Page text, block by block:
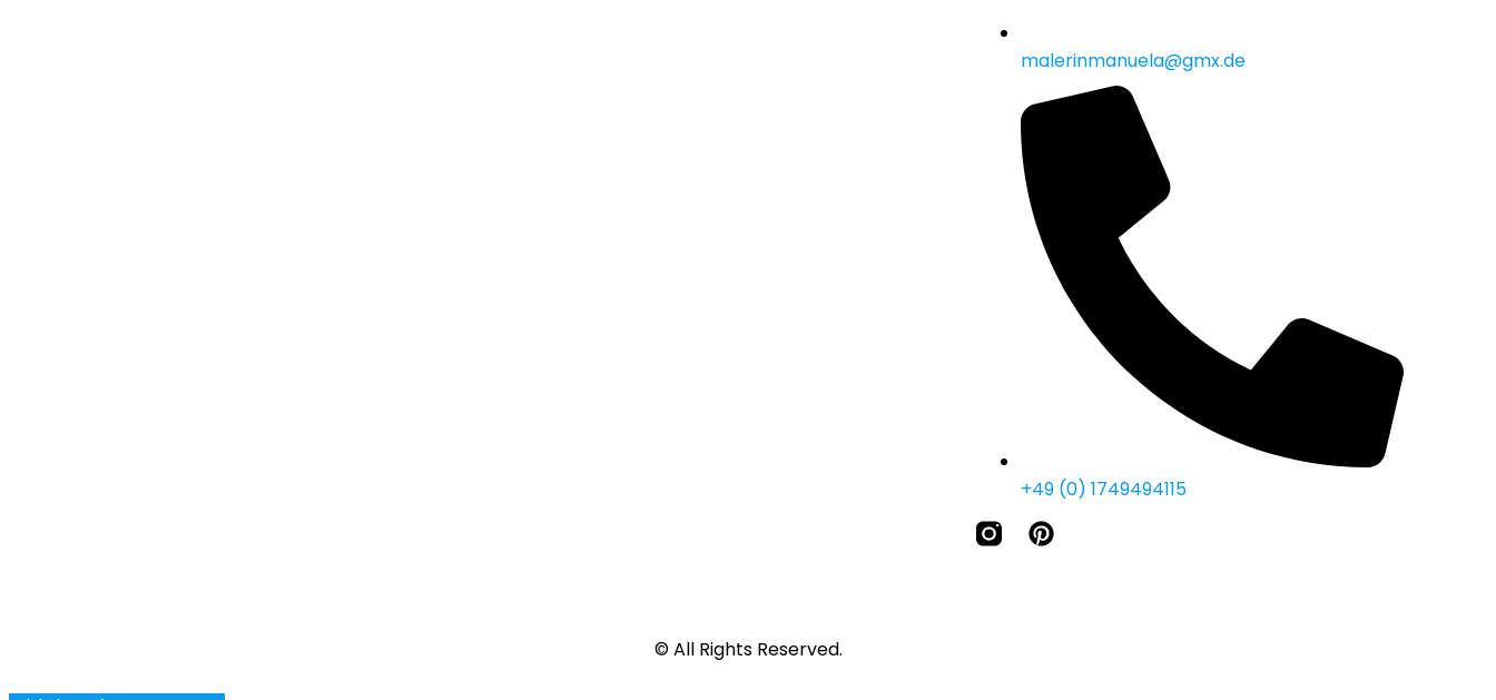
malerinmanuela@gmx.de
+49 (0) 1749494115
© All Rights Reserved.